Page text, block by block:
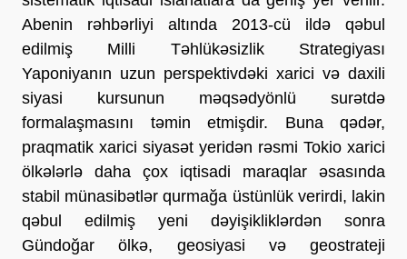
Abenin rəhbərliyi altında 2013-cü ildə qəbul
edilmiş Milli Təhlükəsizlik Strategiyası
Yaponiyanın uzun perspektivdəki xarici və daxili
siyasi kursunun məqsədyönlü surətdə
formalaşmasını təmin etmişdir. Buna qədər,
praqmatik xarici siyasət yeridən rəsmi Tokio xarici
ölkələrlə daha çox iqtisadi maraqlar əsasında
stabil münasibətlər qurmağa üstünlük verirdi, lakin
qəbul edilmiş yeni dəyişikliklərdən sonra
Gündoğar ölkə, geosiyasi və geostrateji